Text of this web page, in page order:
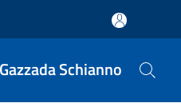
Schianno